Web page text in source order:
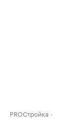
PROСтройка